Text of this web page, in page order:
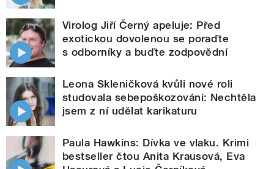
Virolog Jiří Černý apeluje: Před
exotickou dovolenou se poraďte
s odborníky a buďte zodpovědní
Leona Skleničková kvůli nové roli
studovala sebepoškozování: Nechtěla
jsem z ní udělat karikaturu
Paula Hawkins: Dívka ve vlaku. Krimi
bestseller čtou Anita Krausová, Eva